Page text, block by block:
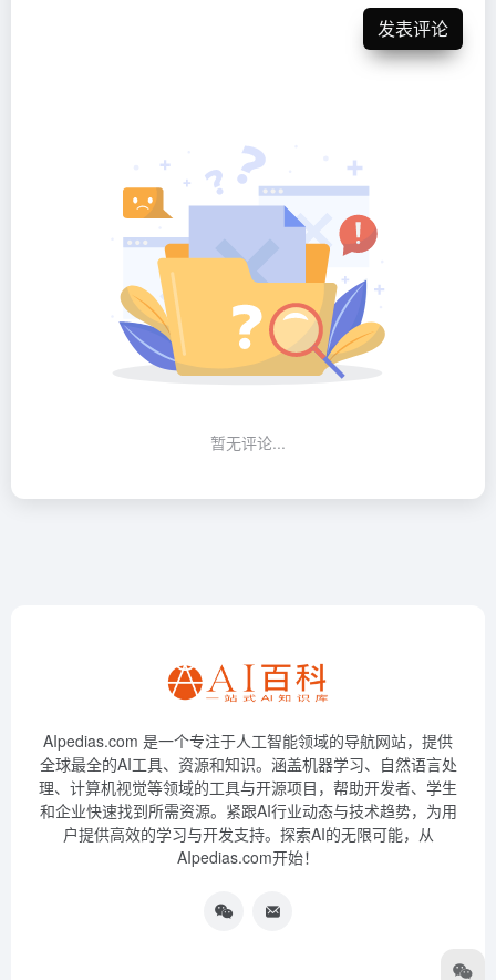
发表评论
暂无评论...
AIpedias.com 是一个专注于人工智能领域的导航网站，提供
全球最全的AI工具、资源和知识。涵盖机器学习、自然语言处
理、计算机视觉等领域的工具与开源项目，帮助开发者、学生
和企业快速找到所需资源。紧跟AI行业动态与技术趋势，为用
户提供高效的学习与开发支持。探索AI的无限可能，从
AIpedias.com开始！